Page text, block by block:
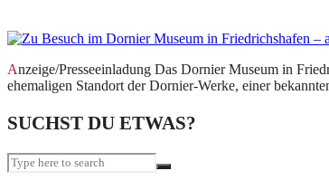
Anzeige/Presseeinladung Das Dornier Museum in Friedrichshafen ist ein faszinierendes Museum, das der Geschichte der Luft- und Raumfahrt gewidmet ist. Es befindet sich am
ehemaligen Standort der Dornier-Werke, einer
SUCHST DU ETWAS?